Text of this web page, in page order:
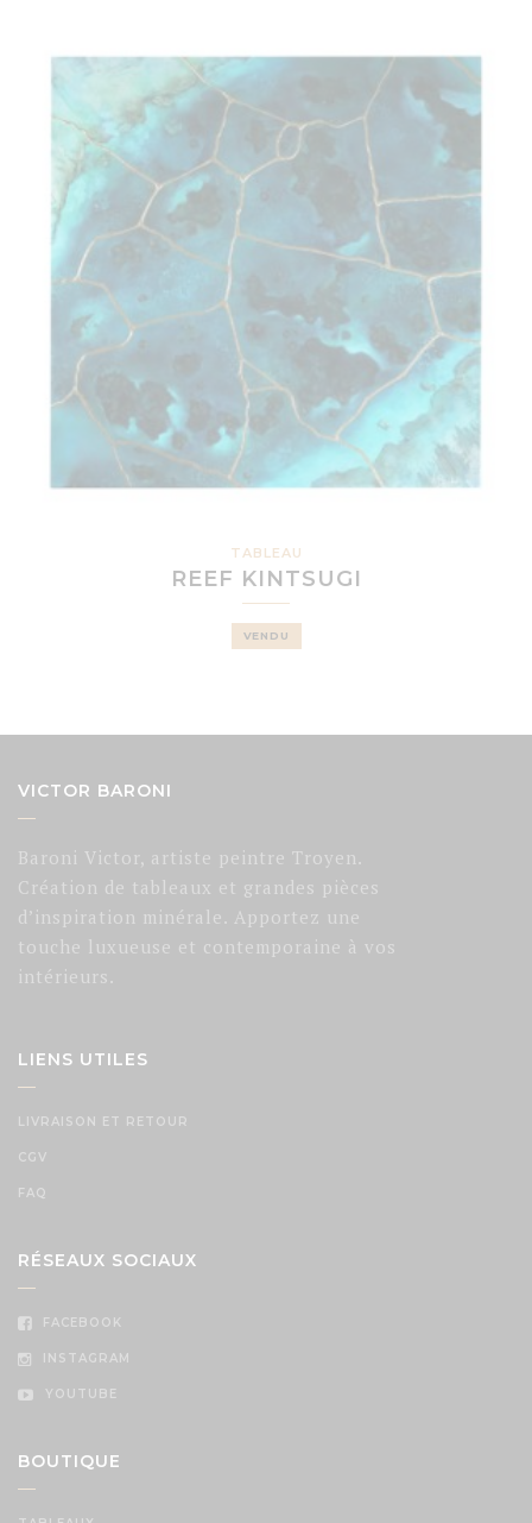
TABLEAU
REEF KINTSUGI
VENDU
VICTOR BARONI
Baroni Victor, artiste peintre Troyen.
Création de tableaux et grandes pièces
d’inspiration minérale. Apportez une
touche luxueuse et contemporaine à vos
intérieurs.
LIENS UTILES
LIVRAISON ET RETOUR
CGV
FAQ
RÉSEAUX SOCIAUX
FACEBOOK
INSTAGRAM
YOUTUBE
BOUTIQUE